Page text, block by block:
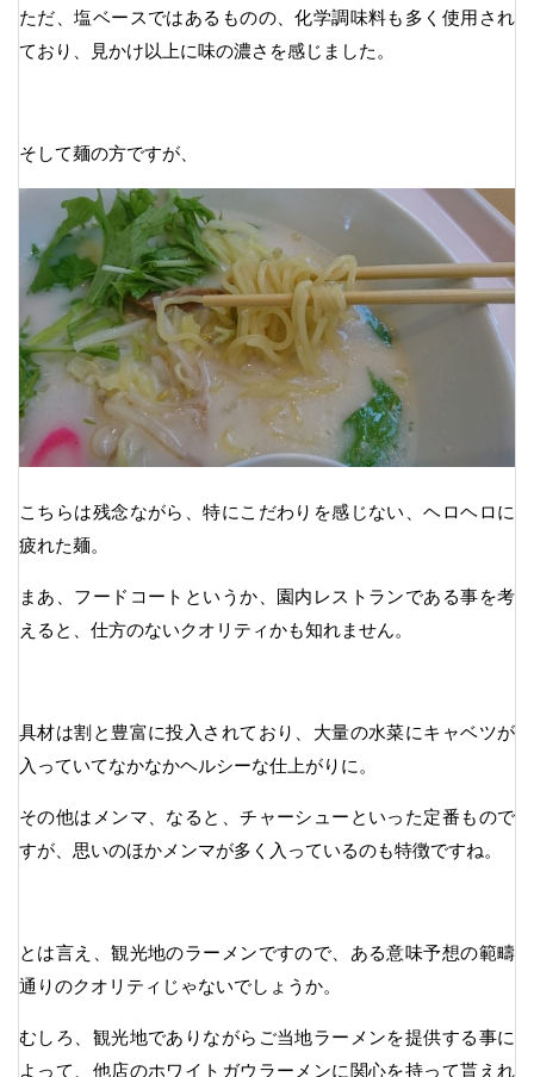
ただ、塩ベースではあるものの、化学調味料も多く使用され
ており、見かけ以上に味の濃さを感じました。
そして麺の方ですが、
こちらは残念ながら、特にこだわりを感じない、ヘロヘロに
疲れた麺。
まあ、フードコートというか、園内レストランである事を考
えると、仕方のないクオリティかも知れません。
具材は割と豊富に投入されており、大量の水菜にキャベツが
入っていてなかなかヘルシーな仕上がりに。
その他はメンマ、なると、チャーシューといった定番もので
すが、思いのほかメンマが多く入っているのも特徴ですね。
とは言え、観光地のラーメンですので、ある意味予想の範疇
通りのクオリティじゃないでしょうか。
むしろ、観光地でありながらご当地ラーメンを提供する事に
よって、他店のホワイトガウラーメンに関心を持って貰えれ